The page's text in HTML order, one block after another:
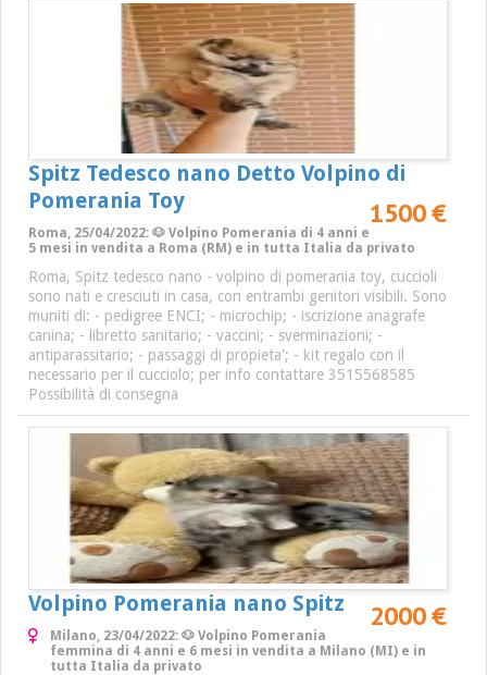
Spitz Tedesco nano Detto Volpino di
Pomerania Toy
1500 €
Roma, 25/04/2022: 🐶 Volpino Pomerania di 4 anni e
5 mesi in vendita a Roma (RM) e in tutta Italia da privato
Roma, Spitz tedesco nano - volpino di pomerania toy, cuccioli
sono nati e cresciuti in casa, con entrambi genitori visibili. Sono
muniti di: - pedigree ENCI; - microchip; - iscrizione anagrafe
canina; - libretto sanitario; - vaccini; - sverminazioni; -
antiparassitario; - passaggi di propieta'; - kit regalo con il
necessario per il cucciolo; per info contattare 3515568585
Possibilità di consegna
Volpino Pomerania nano Spitz 2000 €
Milano, 23/04/2022: 🐶 Volpino Pomerania
femmina di 4 anni e 6 mesi in vendita a Milano (MI) e in
tutta Italia da privato